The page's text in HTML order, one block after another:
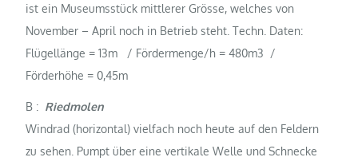
ist ein Museumsstück mittlerer Grösse, welches von
November – April noch in Betrieb steht. Techn. Daten:
Flügellänge = 13m / Fördermenge/h = 480m3 /
Förderhöhe = 0,45m
B : Riedmolen
Windrad (horizontal) vielfach noch heute auf den Feldern
zu sehen. Pumpt über eine vertikale Welle und Schnecke